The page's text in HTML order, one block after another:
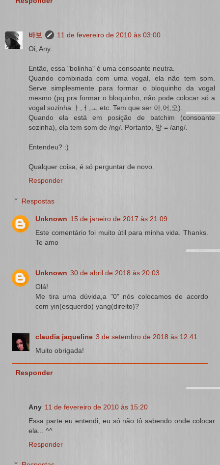
바보
11 de fevereiro de 2010 às 03:00
Oi, Any.
Então, essa "bolinha" é uma consoante neutra.
Quando combinada com uma vogal, ela não tem som.
Serve simplesmente para formar o bloquinho da vogal
mesmo (pq pra formar o bloquinho, não pode colocar só a
vogal sozinha ㅏ,ㅓ,ㅗ etc. Tem que ser 아,어,오).
Quando ela está em posição de batchim (consoante
sozinha), ela tem som de /ng/. Portanto, 앙 = /ang/.
Entendeu? :)
Qualquer coisa, é só perguntar de novo.
Responder
Respostas
Unknown 15 de janeiro de 2017 às 21:09
Este comentário foi muito útil para minha vida. Thanks.
Te amo
Unknown 30 de abril de 2018 às 20:03
Olá!
Me tira uma dúvida,a "0" nós colocamos de acordo
com yin(esquerdo) yang(direito)?
claudia jaqueline 3 de setembro de 2018 às 12:41
Muito obrigada!
Responder
Any 11 de fevereiro de 2010 às 15:20
Essa parte eu entendi, eu só não tô sabendo onde colocar
ela... ^^
Responder